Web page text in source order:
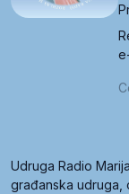
Udruga Radio
građanska udruga,